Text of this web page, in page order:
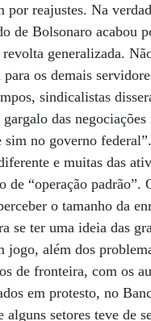
por reajustes. Na
de Bolsonaro acabou
revolta generalizada.
para os demais
sindicalistas
das negociações
sim no governo
e muitas das
de “operação padrão”.
o tamanho da
se ter uma ideia das
jogo, além dos
de fronteira, com os
em protesto, no
alguns setores teve de